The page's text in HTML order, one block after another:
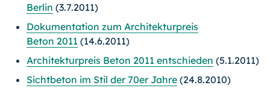
Berlin (3.7.2011)
Dokumentation zum Architekturpreis
Beton 2011 (14.6.2011)
Architekturpreis Beton 2011 entschieden (5.1.2011)
Sichtbeton im Stil der 70er Jahre (24.8.2010)